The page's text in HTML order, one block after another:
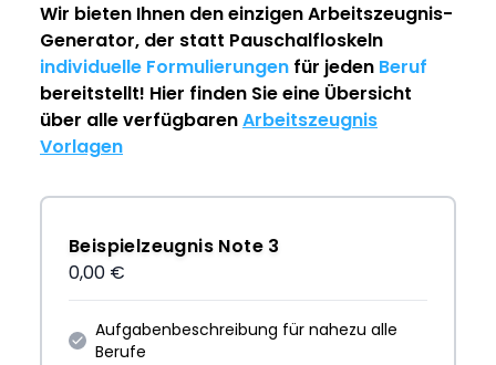
Wir bieten Ihnen den einzigenArbeitszeugnis-
Generator, der statt Pauschalfloskeln
individuelle Formulierungen für jeden Beruf
bereitstellt! Hier finden Sie eine Übersicht
über alle verfügbarenArbeitszeugnis
Vorlagen
Beispielzeugnis Note 3
0,00 €
Aufgabenbeschreibung für nahezu alle
Berufe